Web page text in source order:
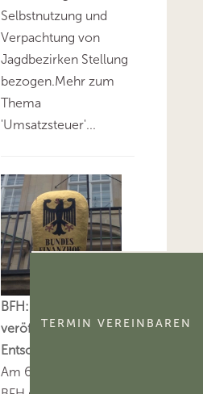
Selbstnutzung und
Verpachtung von
Jagdbezirken Stellung
bezogen.Mehr zum
Thema
'Umsatzsteuer'...
BFH: Alle am 6.8.2026
veröffentlichten
Entscheidungen
Am 6.8.2026 hat der
BFH sieben sog. V-
TERMIN VEREINBAREN